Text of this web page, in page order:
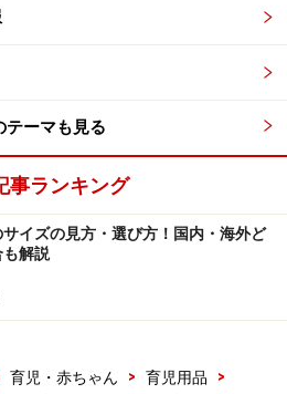
テーマも見る
事ランキング
イズの見方・選び方！国内・海外ど
も解説
育児・赤ちゃん > 育児用品
>